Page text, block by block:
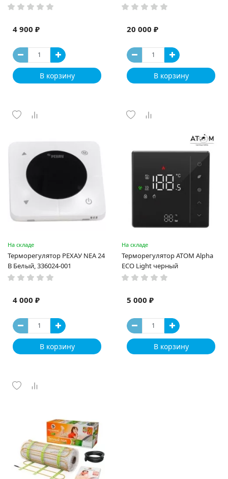
4 900 ₽
В корзину
20 000 ₽
В корзину
На складе
Терморегулятор РЕХАУ NEA 24
В Белый, 336024-001
4 000 ₽
В корзину
На складе
Терморегулятор ATOM Alpha
ECO Light черный
5 000 ₽
В корзину